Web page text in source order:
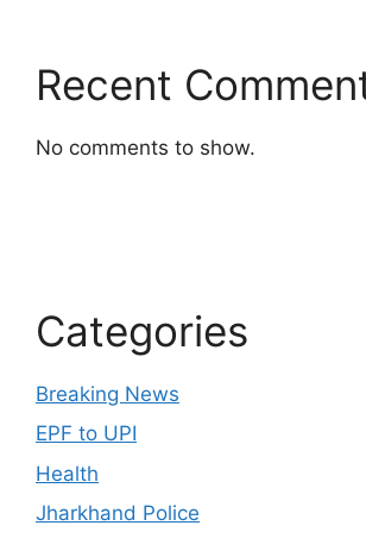
Recent
No comments to show.
Categories
Breaking News
EPF to UPI
Health
Jharkhand Police